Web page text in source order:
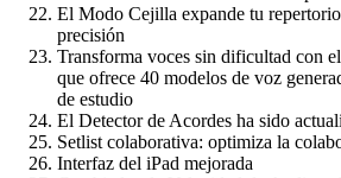
El Modo Cejilla expande tu
precisión
Transforma voces sin dificultad con
que ofrece 40 modelos de voz
de estudio
El Detector de Acordes ha sido
Setlist colaborativa: optimiza la
Interfaz del iPad mejorada